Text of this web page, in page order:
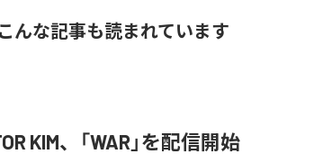
こんな記事も読まれています
KIM、「WAR」を配信開始